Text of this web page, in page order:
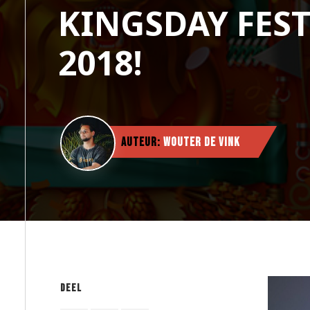
KINGSDAY
2018!
Auteur: Wouter de Vink
Deel